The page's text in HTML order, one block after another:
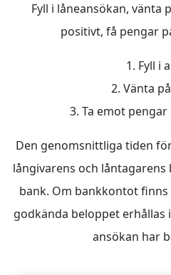
Fyll i låneansökan, vänta
positivt, få pengar
1. Fyll i
2. Vänta
3. Ta emot
Den genomsnittliga tiden
långivarens och
bank. Om bankkontot
godkända beloppet
ansökan har